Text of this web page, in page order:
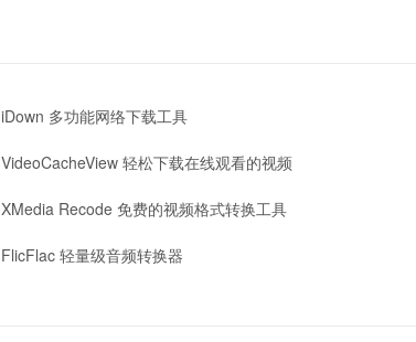
iDown 多功能网络下载工具
VideoCacheView 轻松下载在线观看的视频
XMedia Recode 免费的视频格式转换工具
FlicFlac 轻量级音频转换器